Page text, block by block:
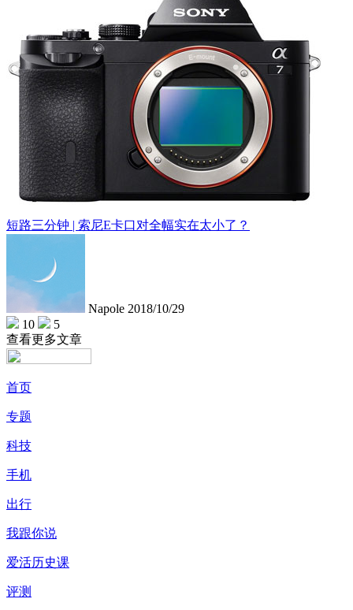
短路三分钟 | 索尼E卡口对全幅实在太小了？
Napole 2018/10/29
10
5
查看更多文章
首页
专题
科技
手机
出行
我跟你说
爱活历史课
评测